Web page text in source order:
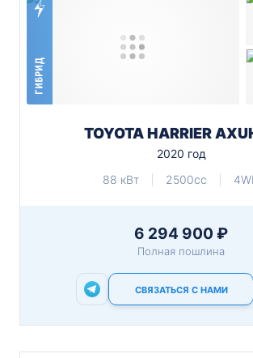
ГИБРИД
TOYOTA HARRIER
2020 год
88 кВт
2500cc
6 294 900 ₽
Полная пошлина
СВЯЗАТЬСЯ С НАМИ